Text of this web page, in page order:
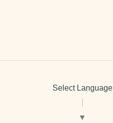
Select Language
▼